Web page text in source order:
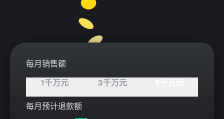
每月销售额
1千万元
3千万元
每月预计退款额